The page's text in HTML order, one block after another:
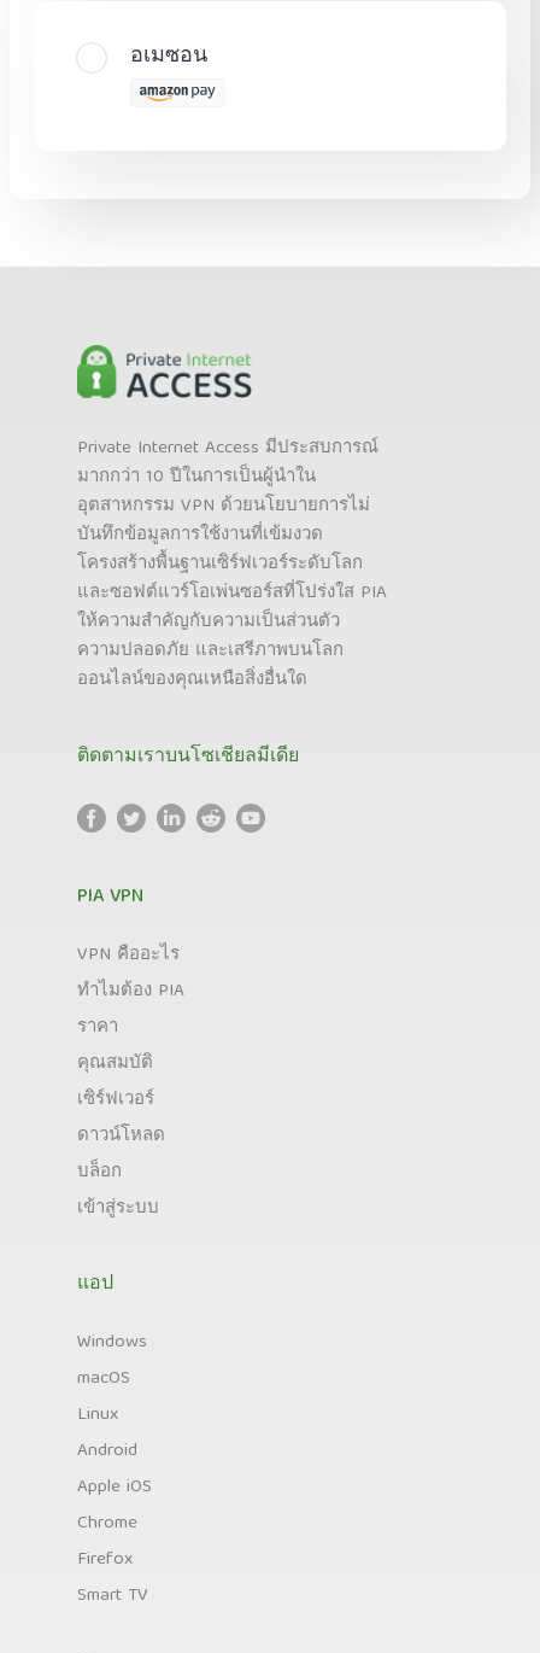
อเมซอน
Private Internet Access มีประสบการณ์
มากกว่า 10 ปีในการเป็นผู้นำใน
อุตสาหกรรม VPN ด้วยนโยบายการไม่
บันทึกข้อมูลการใช้งานที่เข้มงวด
โครงสร้างพื้นฐานเซิร์ฟเวอร์ระดับโลก
และซอฟต์แวร์โอเพ่นซอร์สที่โปร่งใส PIA
ให้ความสำคัญกับความเป็นส่วนตัว
ความปลอดภัย และเสรีภาพบนโลก
ออนไลน์ของคุณเหนือสิ่งอื่นใด
ติดตามเราบนโซเชียลมีเดีย
PIA VPN
VPN คืออะไร
ทำไมต้อง PIA
ราคา
คุณสมบัติ
เซิร์ฟเวอร์
ดาวน์โหลด
บล็อก
เข้าสู่ระบบ
แอป
Windows
macOS
Linux
Android
Apple iOS
Chrome
Firefox
Smart TV